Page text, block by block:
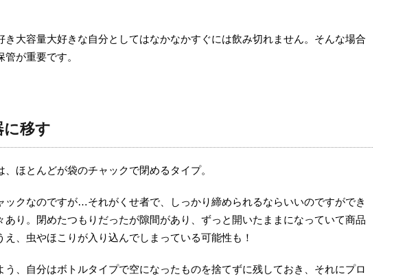
き大容量大好きな自分としてはなかなかすぐには飲み切れません。そんな場合
が重要です。
に移す
、ほとんどが袋のチャックで閉めるタイプ。
ックなのですが…それがくせ者で、しっかり締められるならいいのですができ
あり。閉めたつもりだったが隙間があり、ずっと開いたままになっていて商品
え、虫やほこりが入り込んでしまっている可能性も！
う、自分はボトルタイプで空になったものを捨てずに残しておき、それにプロ